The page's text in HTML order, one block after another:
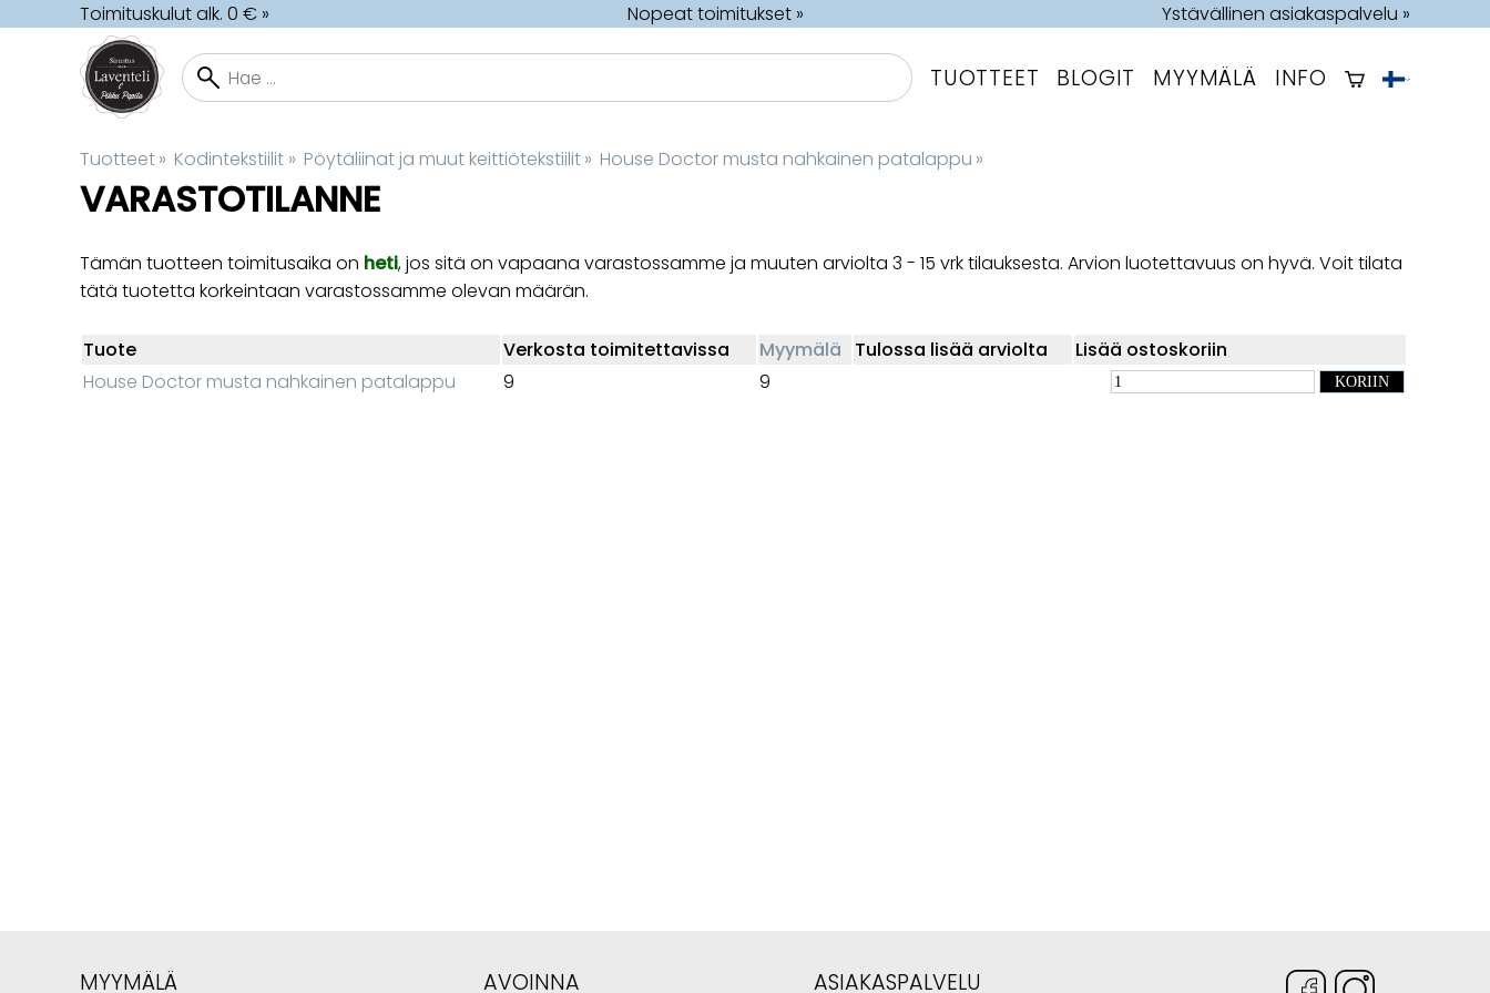
Toimituskulut alk. 0 € » Nopeat toimitukset » Ystävällinen asiakaspalvelu »
TUOTTEET BLOGIT MYYMÄLÄ INFO
Tuotteet‪» Kodintekstiilit ‪» Pöytäliinat ja muut keittiötekstiilit‪» House Doctor musta nahkainen patalappu ‪»
VARASTOTILANNE
Tämän tuotteen toimitusaika on heti, jos sitä on vapaana varastossamme ja muuten arviolta 3 - 15 vrktilauksesta. Arvion luotettavuus on hyvä. Voit tilata
tätä tuotetta korkeintaan varastossamme olevan määrän.
Tuote Verkosta toimitettavissa Myymälä Tulossa lisää arviolta
Lisää ostoskoriin
House Doctor musta nahkainen patalappu
9 9
MYYMÄLÄ AVOINNA ASIAKASPALVELU